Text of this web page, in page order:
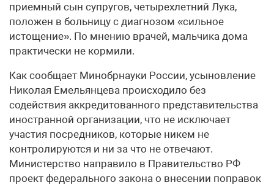
приемный сын супругов, четырехлетний Лука,
положен в больницу с диагнозом «сильное
истощение». По мнению врачей, мальчика дома
практически не кормили.
Как сообщает Минобрнауки России, усыновление
Николая Емельянцева происходило без
содействия аккредитованного представительства
иностранной организации, что не исключает
участия посредников, которые никем не
контролируются и ни за что не отвечают.
Министерство направило в Правительство РФ
проект федерального закона о внесении поправок